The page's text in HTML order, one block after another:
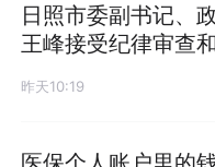
日照市委副书记、
王峰接受纪律审查
昨天10:19